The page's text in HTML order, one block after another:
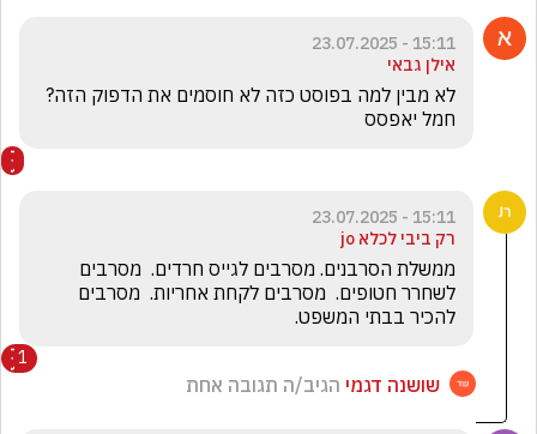
15:11 - 23.07.2025
אילן גבאי
לא מבין למה בפוסט כזה לא חוסמים את הדפוק הזה?
חמל יאפסס
15:11 - 23.07.2025
רק ביבי לכלא jo
להכיר בבתי המשפט.
1
שושנה דגמי הגיב/ה תגובה אחת